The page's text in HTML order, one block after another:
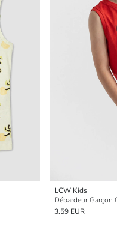
LCW Kids
Débardeur Garçon
3.59 EUR